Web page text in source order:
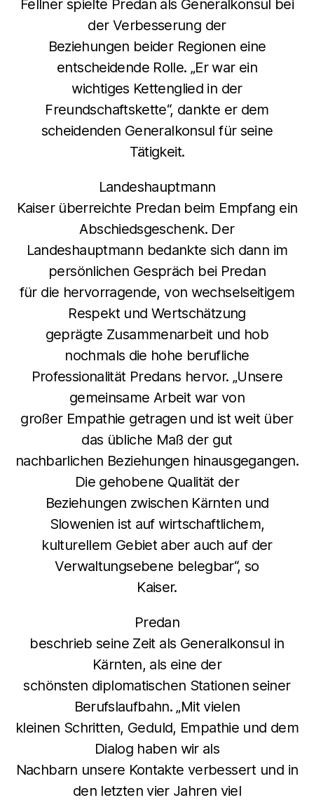
Fellner spielte Predan als Generalkonsul bei
der Verbesserung der
Beziehungen beider Regionen eine
entscheidende Rolle. „Er war ein
wichtiges Kettenglied in der
Freundschaftskette“, dankte er dem
scheidenden Generalkonsul für seine
Tätigkeit.
Landeshauptmann
Kaiser überreichte Predan beim Empfang ein
Abschiedsgeschenk. Der
Landeshauptmann bedankte sich dann im
persönlichen Gespräch bei Predan
für die hervorragende, von wechselseitigem
Respekt und Wertschätzung
geprägte Zusammenarbeit und hob
nochmals die hohe berufliche
Professionalität Predans hervor. „Unsere
gemeinsame Arbeit war von
großer Empathie getragen und ist weit über
das übliche Maß der gut
nachbarlichen Beziehungen hinausgegangen.
Die gehobene Qualität der
Beziehungen zwischen Kärnten und
Slowenien ist auf wirtschaftlichem,
kulturellem Gebiet aber auch auf der
Verwaltungsebene belegbar“, so
Kaiser.
Predan
beschrieb seine Zeit als Generalkonsul in
Kärnten, als eine der
schönsten diplomatischen Stationen seiner
Berufslaufbahn. „Mit vielen
kleinen Schritten, Geduld, Empathie und dem
Dialog haben wir als
Nachbarn unsere Kontakte verbessert und in
den letzten vier Jahren viel